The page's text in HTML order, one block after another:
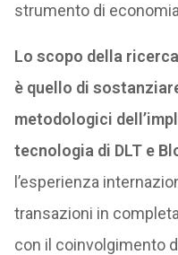
strumento di
Lo scopo della
è quello di
metodologici
tecnologia di DLT e
l’esperienza
transazioni in
con il coinvolgimento